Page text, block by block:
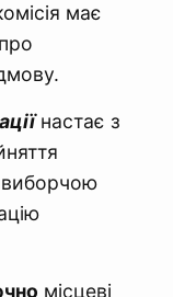
має
настає з
виборчою
місцеві